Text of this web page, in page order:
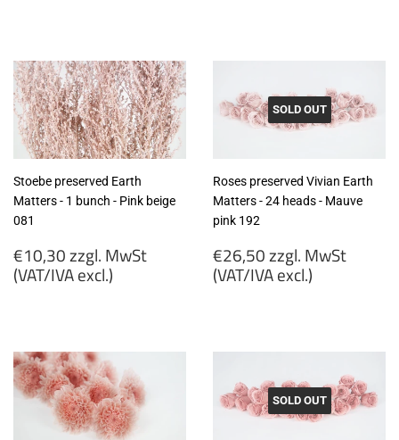
(VAT/IVA
excl.)
MwSt
excl.)
Stoebe preserved Earth
Matters - 1 bunch - Pink beige
081
Regular
price
€10,30 zzgl. MwSt
(VAT/IVA excl.)
MwSt
(VAT/IVA
excl.)
SOLD OUT
Roses preserved Vivian Earth
Matters - 24 heads - Mauve
pink 192
Regular
price
€26,50 zzgl. MwSt
(VAT/IVA excl.)
MwSt
excl.) SOLD OUT